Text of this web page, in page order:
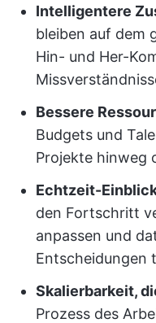
Intelligentere
bleiben auf dem
Hin- und Her-
Bessere
Budgets und
Projekte hinweg
Echtzeit-
den Fortschritt
anpassen und
Entscheidungen
Skalierbarkeit,
Prozess des